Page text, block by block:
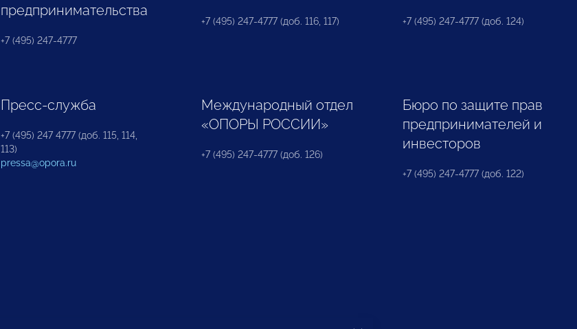
предпринимательства
+7 (495) 247-4777
+7 (495) 247-4777 (доб. 116, 117) +7 (495) 247-4777 (доб. 124)
Пресс-служба
+7 (495) 247 4777 (доб. 115, 114,
113)
pressa@opora.ru
Международный отдел
«ОПОРЫ РОССИИ»
+7 (495) 247-4777 (доб. 126)
Бюро по защите прав
предпринимателей и
инвесторов
+7 (495) 247-4777 (доб. 122)